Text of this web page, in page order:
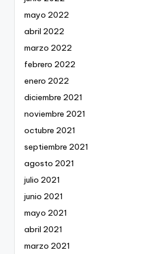
mayo 2022
abril 2022
marzo 2022
febrero 2022
enero 2022
diciembre 2021
noviembre 2021
octubre 2021
septiembre 2021
agosto 2021
julio 2021
junio 2021
mayo 2021
abril 2021
marzo 2021